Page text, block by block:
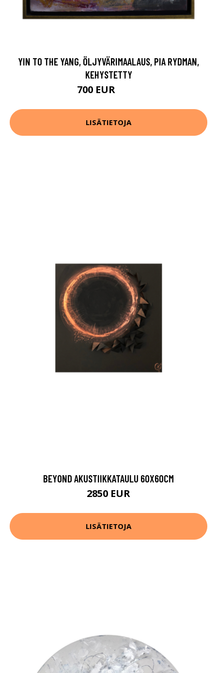
YIN TO THE YANG, ÖLJYVÄRIMAALAUS, PIA RYDMAN,
KEHYSTETTY
700 EUR
LISÄTIETOJA
BEYOND AKUSTIIKKATAULU 60X60CM
2850 EUR
LISÄTIETOJA